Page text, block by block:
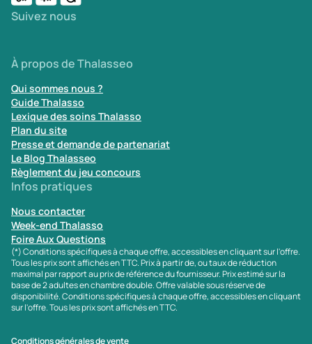
Suivez nous
À propos de Thalasseo
Qui sommes nous ?
Guide Thalasso
Lexique des soins Thalasso
Plan du site
Presse et demande de partenariat
Le Blog Thalasseo
Règlement du jeu concours
Infos pratiques
Nous contacter
Week-end Thalasso
Foire Aux Questions
(*) Conditions spécifiques à chaque offre, accessibles en cliquant sur l'offre.
Tous les prix sont affichés en TTC. Prix à partir de, ou taux de réduction
maximal par rapport au prix de référence du fournisseur. Prix estimé sur la
base de 2 adultes en chambre double. Offre valable sous réserve de
disponibilité. Conditions spécifiques à chaque offre, accessibles en cliquant
sur l'offre. Tous les prix sont affichés en TTC.
Conditions générales de vente